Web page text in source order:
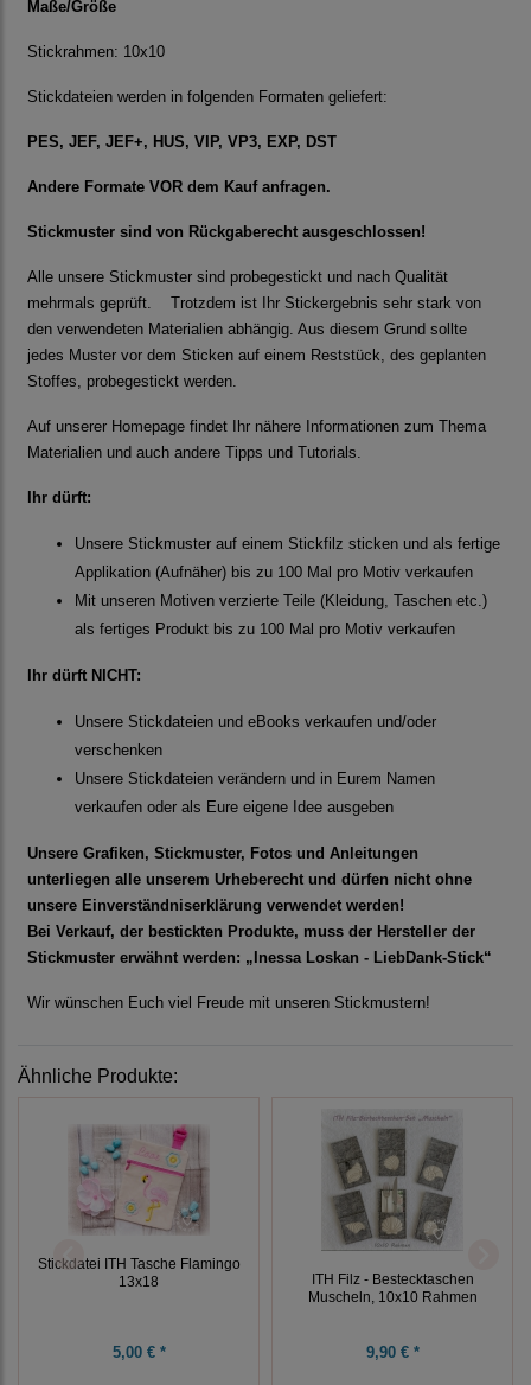
Maße/Größe
Stickrahmen: 10x10
Stickdateien werden in folgenden Formaten geliefert:
PES, JEF, JEF+, HUS, VIP, VP3, EXP, DST
Andere Formate VOR dem Kauf anfragen.
Stickmuster sind von Rückgaberecht ausgeschlossen!
Alle unsere Stickmuster sind probegestickt und nach Qualität
mehrmals geprüft. Trotzdem ist Ihr Stickergebnis sehr stark von
den verwendeten Materialien abhängig. Aus diesem Grund sollte
jedes Muster vor dem Sticken auf einem Reststück, des geplanten
Stoffes, probegestickt werden.
Auf unserer Homepage findet Ihr nähere Informationen zum Thema
Materialien und auch andere Tipps und Tutorials.
Ihr dürft:
Unsere Stickmuster auf einem Stickfilz sticken und als fertige
Applikation (Aufnäher) bis zu 100 Mal pro Motiv verkaufen
Mit unseren Motiven verzierte Teile (Kleidung, Taschen etc.)
als fertiges Produkt bis zu 100 Mal pro Motiv verkaufen
Ihr dürft NICHT:
Unsere Stickdateien und eBooks verkaufen und/oder
verschenken
Unsere Stickdateien verändern und in Eurem Namen
verkaufen oder als Eure eigene Idee ausgeben
Unsere Grafiken, Stickmuster, Fotos und Anleitungen
unterliegen alle unserem Urheberecht und dürfen nicht ohne
unsere Einverständniserklärung verwendet werden!
Bei Verkauf, der bestickten Produkte, muss der Hersteller der
Stickmuster erwähnt werden: „Inessa Loskan - LiebDank-Stick“
Wir wünschen Euch viel Freude mit unseren Stickmustern!
Ähnliche Produkte:
Stickdatei ITH Tasche Flamingo
13x18
5,00 € *
ITH Filz - Bestecktaschen
Muscheln, 10x10 Rahmen
9,90 € *